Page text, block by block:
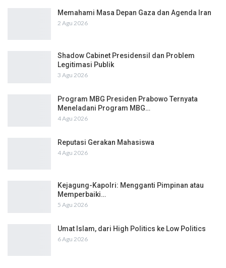
Memahami Masa Depan Gaza dan Agenda Iran
2 Agu 2026
Shadow Cabinet Presidensil dan Problem
Legitimasi Publik
3 Agu 2026
Program MBG Presiden Prabowo Ternyata
Meneladani Program MBG…
4 Agu 2026
Reputasi Gerakan Mahasiswa
4 Agu 2026
Kejagung-Kapolri: Mengganti Pimpinan atau
Memperbaiki…
5 Agu 2026
Umat Islam, dari High Politics ke Low Politics
6 Agu 2026